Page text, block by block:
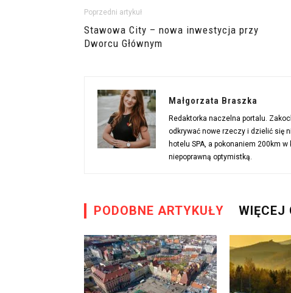
Poprzedni artykuł
Stawowa City – nowa inwestycja przy
Dworcu Głównym
Małgorzata Braszka
Redaktorka naczelna portalu.
odkrywać nowe rzeczy i dzielić się
hotelu SPA, a pokonaniem 200km
niepoprawną optymistką.
PODOBNE ARTYKUŁY WIĘCEJ